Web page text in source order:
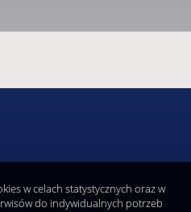
w celach statystycznych oraz w
do indywidualnych potrzeb